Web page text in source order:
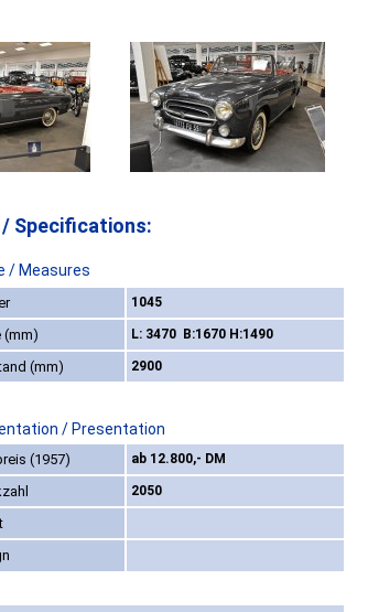
Specifications:
/ Measures
1045
(mm) L: 3470 B:1670 H:1490
(mm) 2900
/ Presentation
(1957) ab 12.800,- DM
2050